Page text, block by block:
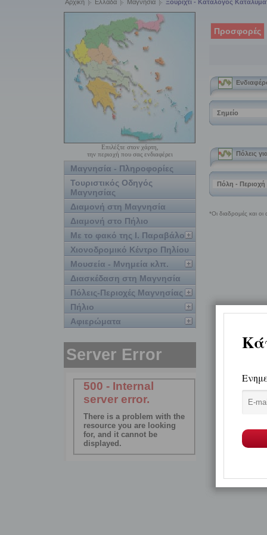
Αρχική Ελλάδα Μαγνησία Ξουρίχτι - Κατάλογος
Επιλέξτε στον χάρτη,
την περιοχή που σας ενδιαφέρει
Μαγνησία - Πληροφορίες
Τουριστικός Οδηγός
Μαγνησίας
Διαμονή στη Μαγνησία
Διαμονή στο Πήλιο
Με το φακό της Ι. Παραβάλου
Χιονοδρομικό Κέντρο Πηλίου
Μουσεία - Μνημεία κλπ.
Διασκέδαση στη Μαγνησία
Πόλεις-Περιοχές Μαγνησίας
Πήλιο
Αφιερώματα
Προσφορές